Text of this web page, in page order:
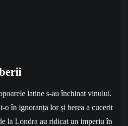
latine s-au închinat vinului.
în ignoranța lor și berea a cucerit
la Londra au ridicat un imperiu în